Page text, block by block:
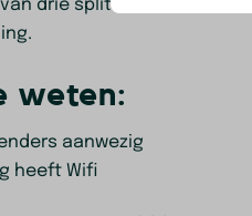
Aan de
drie splitunits voor het
weten:
aanwezig
heeft Wifi